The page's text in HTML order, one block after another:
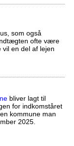
som også
ofte være
en del af lejen
bliver lagt til
for indkomståret
kommune man
2025.